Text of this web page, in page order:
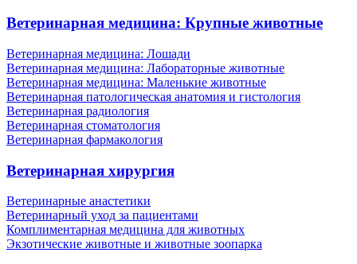
Ветеринарная медицина: Крупные животные
Ветеринарная медицина: Лошади
Ветеринарная медицина: Лабораторные животные
Ветеринарная медицина: Маленькие животные
Ветеринарная патологическая анатомия и гистология
Ветеринарная радиология
Ветеринарная стоматология
Ветеринарная фармакология
Ветеринарная хирургия
Ветеринарные анастетики
Ветеринарный уход за пациентами
Комплиментарная медицина для животных
Экзотические животные и животные зоопарка